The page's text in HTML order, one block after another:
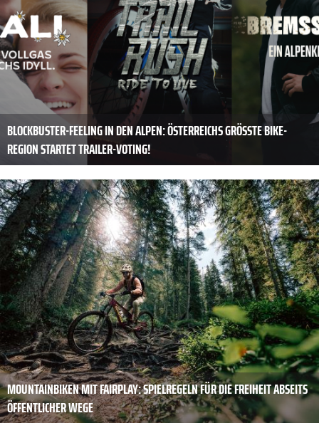
BLOCKBUSTER-FEELING IN DEN ALPEN: ÖSTERREICHS GRÖSSTE BIKE-R
EGION STARTET TRAILER-VOTING!
MOUNTAINBIKEN MIT FAIRPLAY: SPIELREGELN FÜR DIE FREIHEIT ABSEITS
ÖFFENTLICHER WEGE